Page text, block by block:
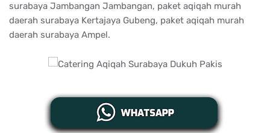
surabaya Jambangan Jambangan, paket aqiqah murah
daerah surabaya Kertajaya Gubeng, paket aqiqah murah
daerah surabaya Ampel.